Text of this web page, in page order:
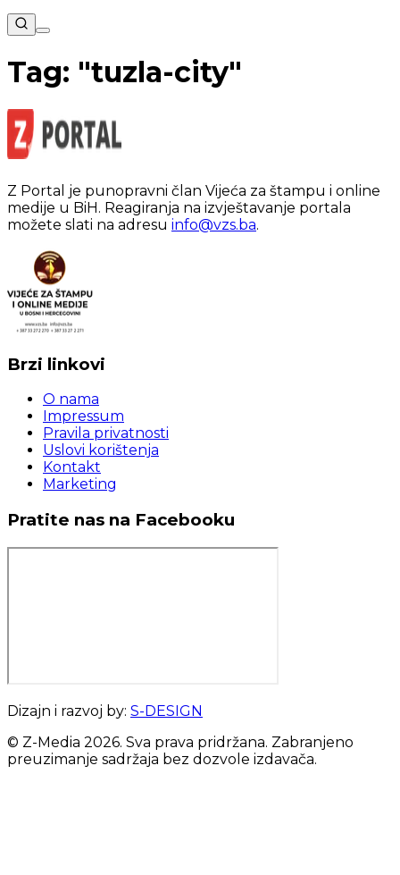
Tag: "tuzla-city"
Z Portal je punopravni član Vijeća za štampu i online
medije u BiH. Reagiranja na izvještavanje portala
možete slati na adresu info@vzs.ba.
Brzi linkovi
O nama
Impressum
Pravila privatnosti
Uslovi korištenja
Kontakt
Marketing
Pratite nas na Facebooku
Dizajn i razvoj by: S-DESIGN
© Z-Media 2026. Sva prava pridržana. Zabranjeno
preuzimanje sadržaja bez dozvole izdavača.